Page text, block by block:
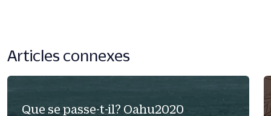
Articles connexes
Que se passe-t-il? Oahu2020